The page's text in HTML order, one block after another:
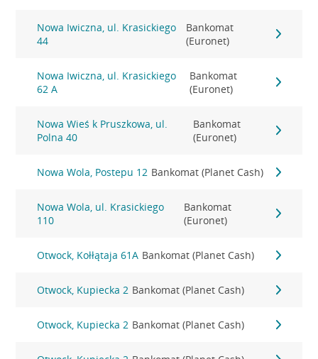
Nowa Iwiczna, ul. Krasickiego
44
Bankomat
(Euronet)
Nowa Iwiczna, ul. Krasickiego
62 A
Bankomat
(Euronet)
Nowa Wieś k Pruszkowa, ul.
Polna 40
Bankomat
(Euronet)
Nowa Wola, Postepu 12 Bankomat (Planet Cash)
Nowa Wola, ul. Krasickiego
110
Bankomat
(Euronet)
Otwock, Kołłątaja 61A Bankomat (Planet Cash)
Otwock, Kupiecka 2 Bankomat (Planet Cash)
Otwock, Kupiecka 2 Bankomat (Planet Cash)